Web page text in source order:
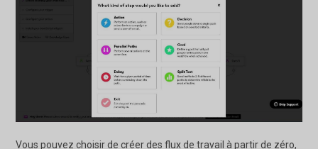
Vous pouvez choisir de créer des flux de travail à partir de zéro,